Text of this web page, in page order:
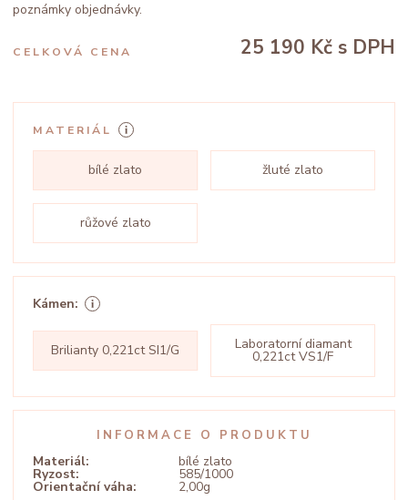
poznámky objednávky.
CELKOVÁ CENA 25 190 Kč s DPH
MATERIÁL
bílé zlato žluté zlato
růžové zlato
Kámen:
Brilianty 0,221ct SI1/G Laboratorní diamant
0,221ct VS1/F
INFORMACE O PRODUKTU
Materiál: bílé zlato
Ryzost: 585/1000
Orientační váha: 2,00g